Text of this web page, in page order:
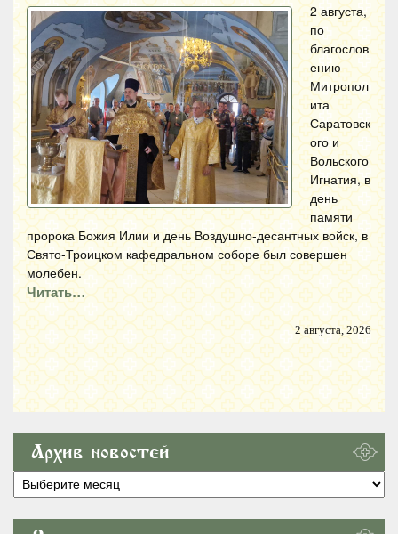
2 августа,
по
благослов
ению
Митропол
ита
Саратовск
ого и
Вольского
Игнатия, в
день
памяти
пророка Божия Илии и день Воздушно-десантных войск, в
Свято-Троицком кафедральном соборе был совершен
молебен.
Читать…
2 августа, 2026
Архив новостей
Архив
новостей